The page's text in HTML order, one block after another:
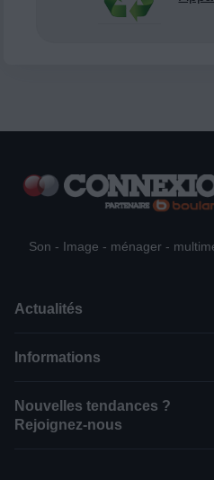
Son - Image - ménager -
Actualités
Informations
Nouvelles tendances ?
Rejoignez-nous